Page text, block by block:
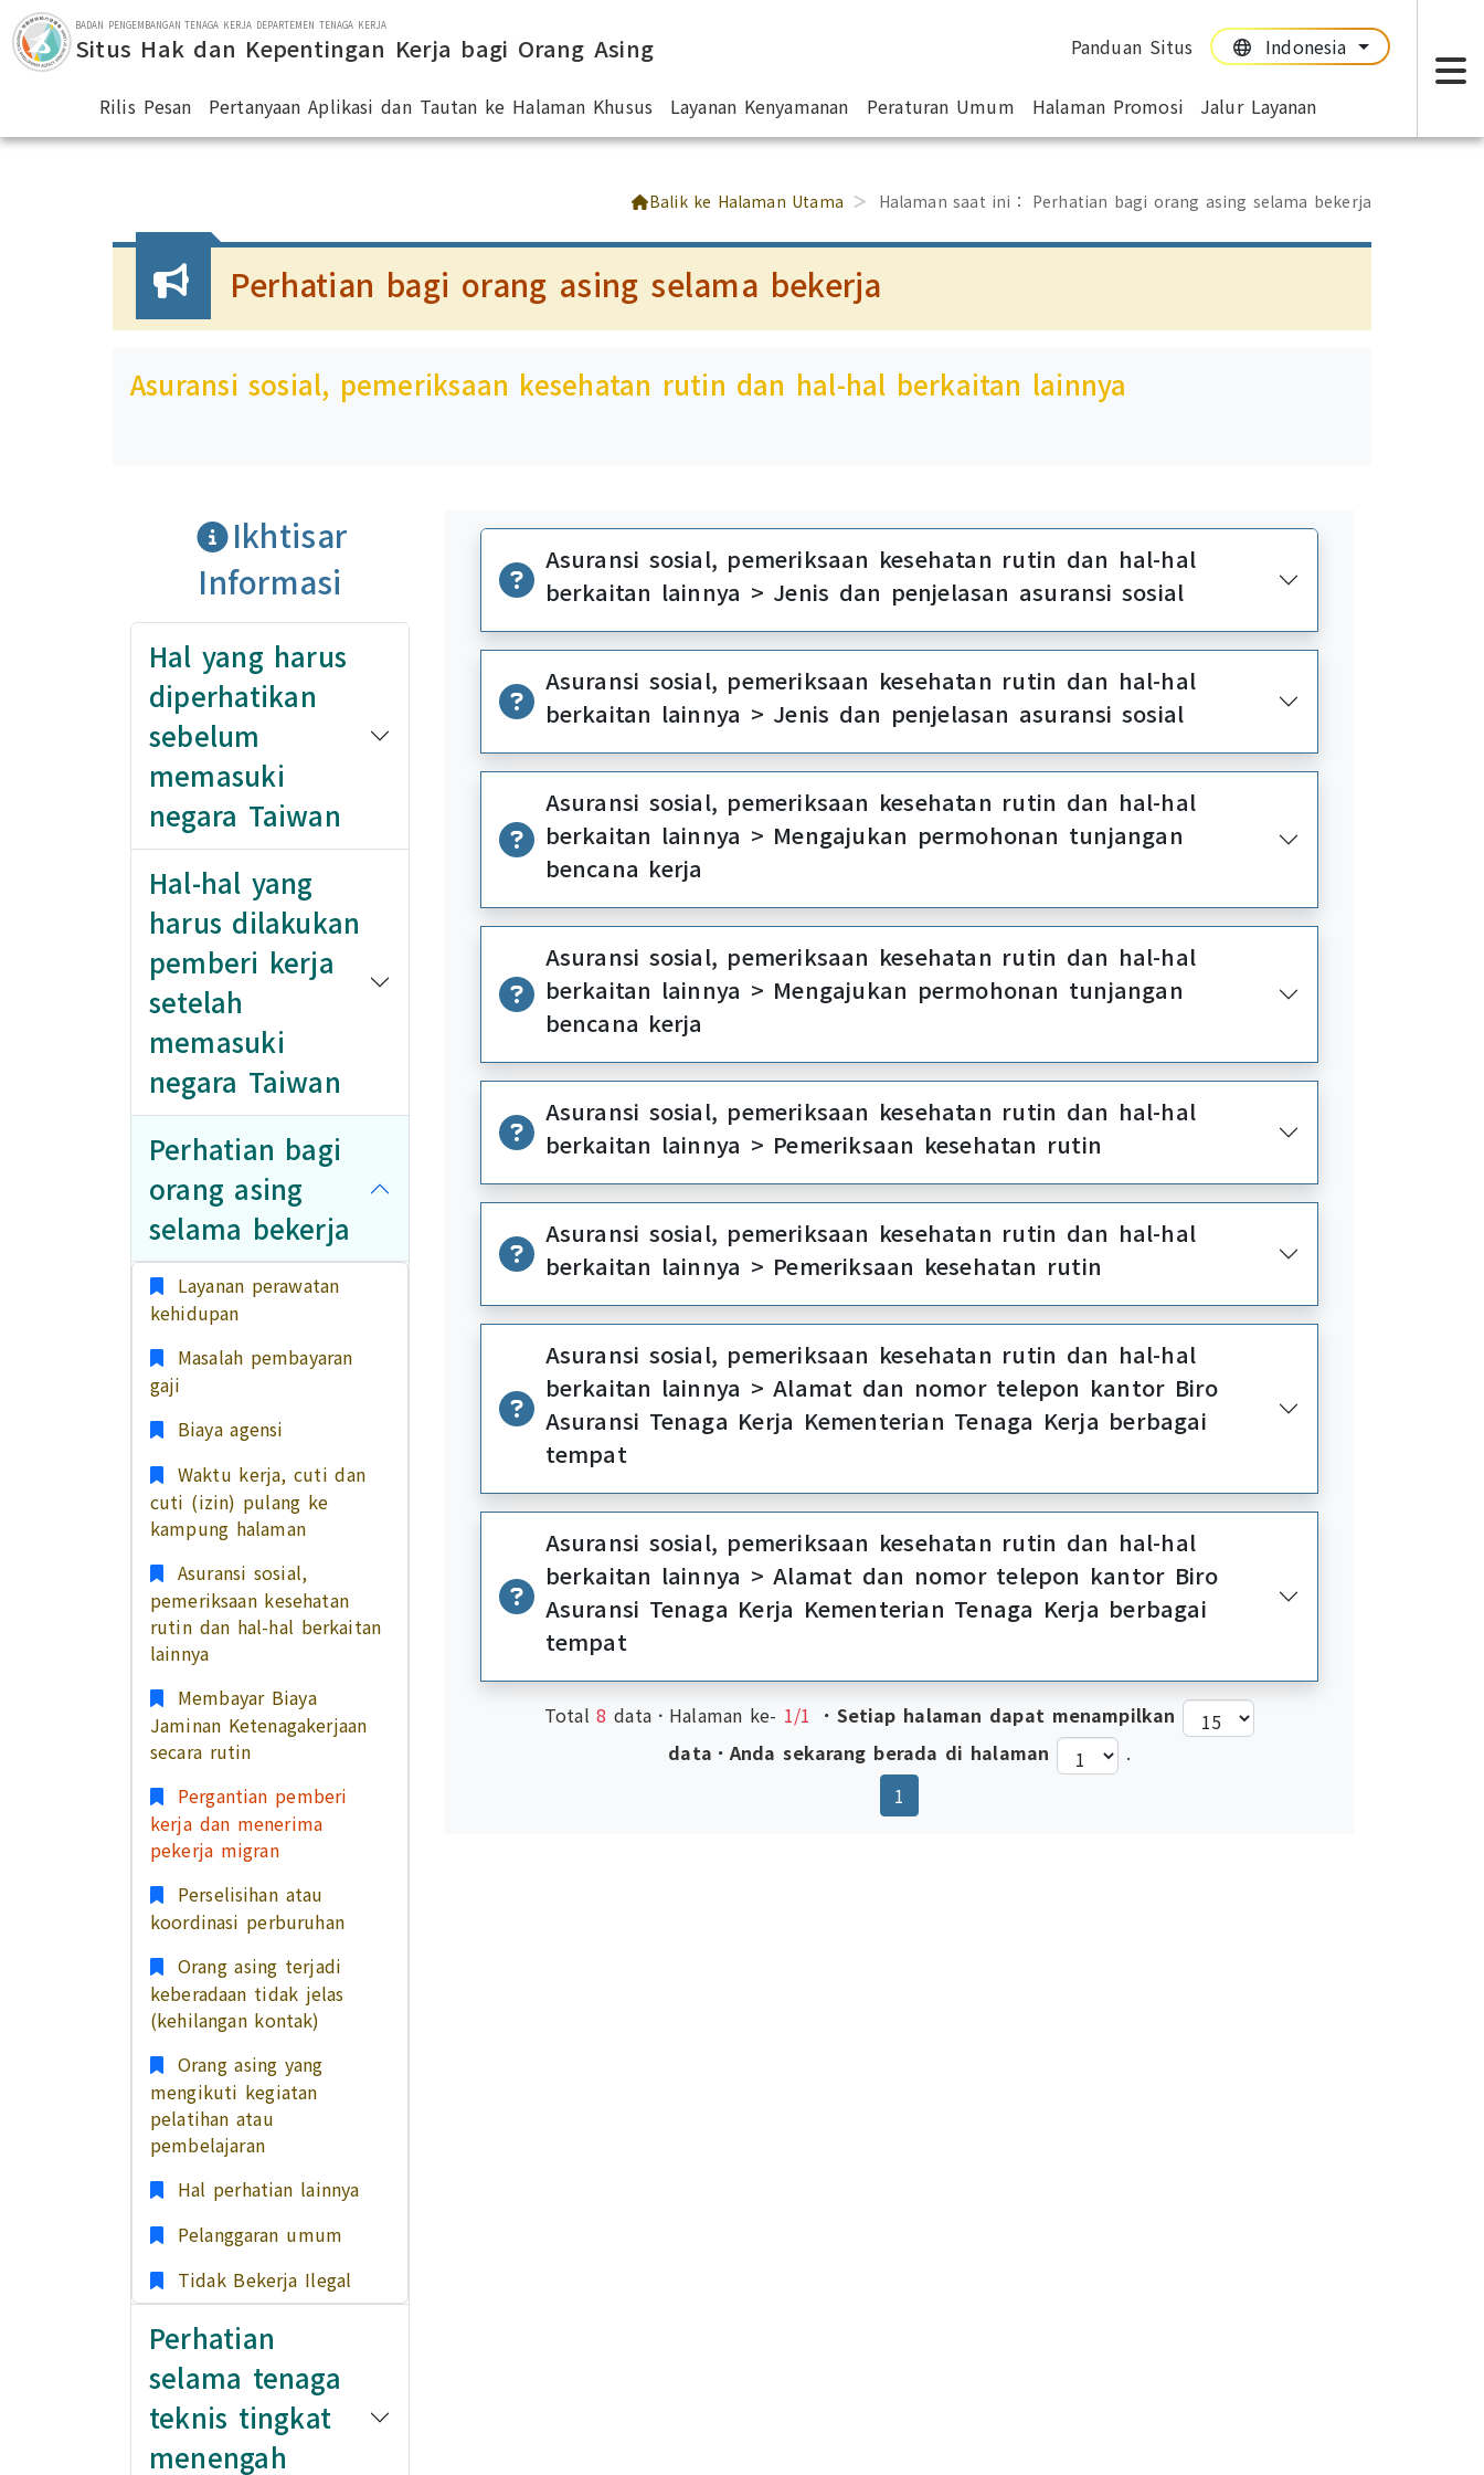
Lompat ke bagian utama
BADAN PENGEMBANGAN TENAGA KERJA DEPARTEMEN TENAGA KERJA
Situs Hak dan Kepentingan Kerja bagi Orang Asing Panduan Situs Indonesia
Rilis Pesan
Pertanyaan Aplikasi dan Tautan ke Halaman Khusus Layanan Kenyamanan Peraturan Umum Halaman Promosi Jalur Layanan
Balik ke Halaman Utama Halaman saat ini： Perhatian bagi orang asing selama bekerja
Perhatian bagi orang asing selama bekerja
Asuransi sosial, pemeriksaan kesehatan rutin dan hal-hal berkaitan lainnya
Ikhtisar
Informasi
Hal yang harus
diperhatikan
sebelum
memasuki
negara Taiwan
Hal-hal yang
harus dilakukan
pemberi kerja
setelah
memasuki
negara Taiwan
Perhatian bagi
orang asing
selama bekerja
Layanan perawatan
kehidupan
Masalah pembayaran
gaji
Biaya agensi
Waktu kerja, cuti dan
cuti (izin) pulang ke
kampung halaman
Asuransi sosial,
pemeriksaan kesehatan
rutin dan hal-hal berkaitan
lainnya
Membayar Biaya
Jaminan Ketenagakerjaan
secara rutin
Pergantian pemberi
kerja dan menerima
pekerja migran
Perselisihan atau
koordinasi perburuhan
Orang asing terjadi
keberadaan tidak jelas
(kehilangan kontak)
Orang asing yang
mengikuti kegiatan
pelatihan atau
pembelajaran
Hal perhatian lainnya
Pelanggaran umum
Tidak Bekerja Ilegal
Perhatian
selama tenaga
teknis tingkat
menengah
Asuransi sosial, pemeriksaan kesehatan rutin dan hal-hal
berkaitan lainnya > Jenis dan penjelasan asuransi sosial
Asuransi sosial, pemeriksaan kesehatan rutin dan hal-hal
berkaitan lainnya > Jenis dan penjelasan asuransi sosial
Asuransi sosial, pemeriksaan kesehatan rutin dan hal-hal
berkaitan lainnya > Mengajukan permohonan tunjangan
bencana kerja
Asuransi sosial, pemeriksaan kesehatan rutin dan hal-hal
berkaitan lainnya > Mengajukan permohonan tunjangan
bencana kerja
Asuransi sosial, pemeriksaan kesehatan rutin dan hal-hal
berkaitan lainnya > Pemeriksaan kesehatan rutin
Asuransi sosial, pemeriksaan kesehatan rutin dan hal-hal
berkaitan lainnya > Pemeriksaan kesehatan rutin
Asuransi sosial, pemeriksaan kesehatan rutin dan hal-hal
berkaitan lainnya > Alamat dan nomor telepon kantor Biro
Asuransi Tenaga Kerja Kementerian Tenaga Kerja berbagai
tempat
Asuransi sosial, pemeriksaan kesehatan rutin dan hal-hal
berkaitan lainnya > Alamat dan nomor telepon kantor Biro
Asuransi Tenaga Kerja Kementerian Tenaga Kerja berbagai
tempat
Total8data．Halaman ke- 1/1
．Setiap halaman dapat menampilkan
data．Anda sekarang berada di halaman
.
1